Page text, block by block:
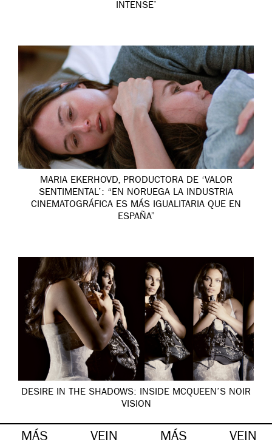
INTENSE’
MARIA EKERHOVD, PRODUCTORA DE ‘VALOR
SENTIMENTAL’: “EN NORUEGA LA INDUSTRIA
CINEMATOGRÁFICA ES MÁS IGUALITARIA QUE EN
ESPAÑA”
DESIRE IN THE SHADOWS: INSIDE MCQUEEN’S NOIR
VISION
MÁS VEIN MÁS VEIN